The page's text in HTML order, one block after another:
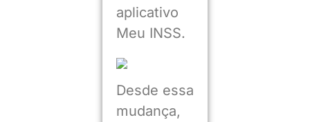
aplicativo
Meu INSS.
Desde essa
mudança,